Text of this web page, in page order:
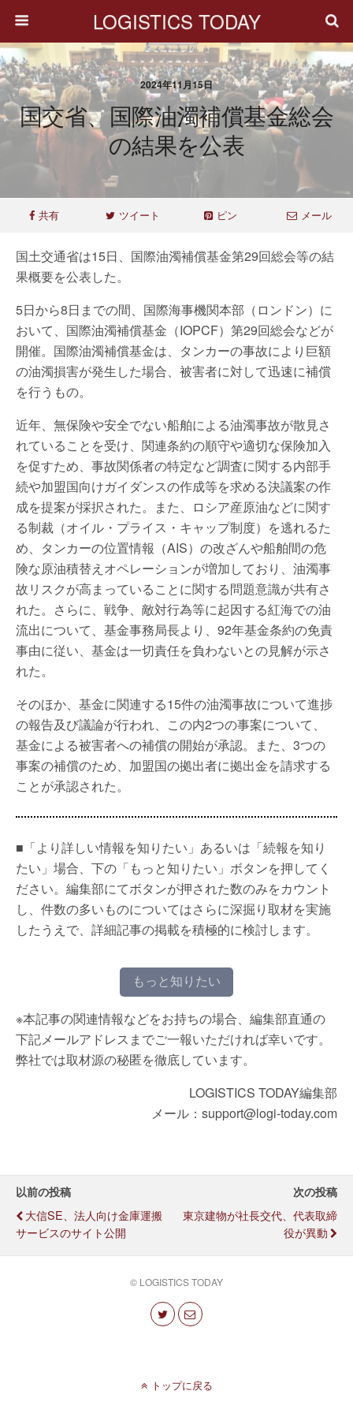
LOGISTICS TODAY
2024年11月15日
国交省、国際油濁補償基金総会
の結果を公表
共有 ツイート ピン メール
国土交通省は15日、国際油濁補償基金第29回総会等の結
果概要を公表した。
5日から8日までの間、国際海事機関本部（ロンドン）に
おいて、国際油濁補償基金（IOPCF）第29回総会などが
開催。国際油濁補償基金は、タンカーの事故により巨額
の油濁損害が発生した場合、被害者に対して迅速に補償
を行うもの。
近年、無保険や安全でない船舶による油濁事故が散見さ
れていることを受け、関連条約の順守や適切な保険加入
を促すため、事故関係者の特定など調査に関する内部手
続や加盟国向けガイダンスの作成等を求める決議案の作
成を提案が採択された。また、ロシア産原油などに関す
る制裁（オイル・プライス・キャップ制度）を逃れるた
め、タンカーの位置情報（AIS）の改ざんや船舶間の危
険な原油積替えオペレーションが増加しており、油濁事
故リスクが高まっていることに関する問題意識が共有さ
れた。さらに、戦争、敵対行為等に起因する紅海での油
流出について、基金事務局長より、92年基金条約の免責
事由に従い、基金は一切責任を負わないとの見解が示さ
れた。
そのほか、基金に関連する15件の油濁事故について進捗
の報告及び議論が行われ、この内2つの事案について、
基金による被害者への補償の開始が承認。また、3つの
事案の補償のため、加盟国の拠出者に拠出金を請求する
ことが承認された。
■「より詳しい情報を知りたい」あるいは「続報を知り
たい」場合、下の「もっと知りたい」ボタンを押してく
ださい。編集部にてボタンが押された数のみをカウント
し、件数の多いものについてはさらに深掘り取材を実施
したうえで、詳細記事の掲載を積極的に検討します。
もっと知りたい
※本記事の関連情報などをお持ちの場合、編集部直通の
下記メールアドレスまでご一報いただければ幸いです。
弊社では取材源の秘匿を徹底しています。
LOGISTICS TODAY編集部
メール：support@logi-today.com
以前の投稿
大信SE、法人向け金庫運搬
サービスのサイト公開
次の投稿
東京建物が社長交代、代表取締
役が異動
© LOGISTICS TODAY
トップに戻る